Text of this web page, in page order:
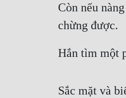
Còn nếu
chừng được.
Hắn tìm một
Sắc mặt và